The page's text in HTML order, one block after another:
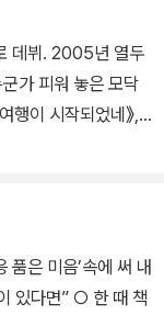
데뷔. 2005년 열두
군가 피워 놓은 모닥
행이 시작되었네》,
품은 미음’속에 써 내